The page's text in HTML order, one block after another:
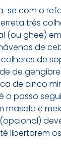
se com o
três
(ou ghee)
de
de
de
de cinco
o passo
masala e
libertarem